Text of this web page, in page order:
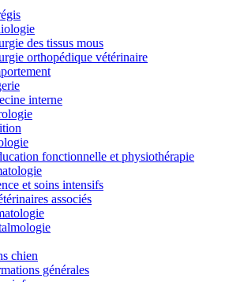
des tissus mous
orthopédique vétérinaire
interne
fonctionnelle et physiothérapie
et soins intensifs
associés
chien
générales